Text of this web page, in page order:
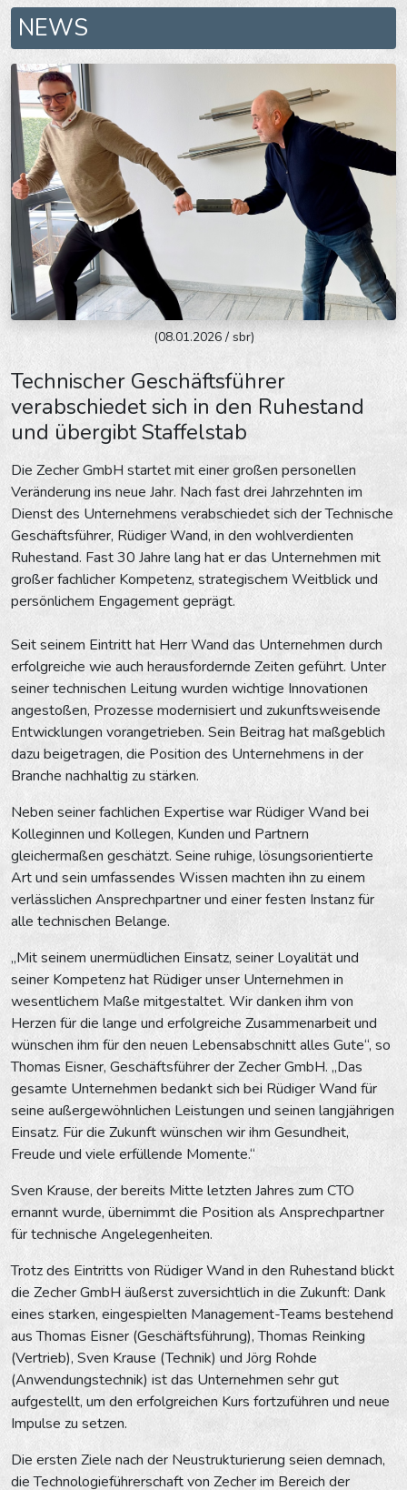
NEWS
(08.01.2026 / sbr)
Technischer Geschäftsführer
verabschiedet sich in den Ruhestand
und übergibt Staffelstab
Die Zecher GmbH startet mit einer großen personellen
Veränderung ins neue Jahr. Nach fast drei Jahrzehnten im
Dienst des Unternehmens verabschiedet sich der Technische
Geschäftsführer, Rüdiger Wand, in den wohlverdienten
Ruhestand. Fast 30 Jahre lang hat er das Unternehmen mit
großer fachlicher Kompetenz, strategischem Weitblick und
persönlichem Engagement geprägt.
Seit seinem Eintritt hat Herr Wand das Unternehmen durch
erfolgreiche wie auch herausfordernde Zeiten geführt. Unter
seiner technischen Leitung wurden wichtige Innovationen
angestoßen, Prozesse modernisiert und zukunftsweisende
Entwicklungen vorangetrieben. Sein Beitrag hat maßgeblich
dazu beigetragen, die Position des Unternehmens in der
Branche nachhaltig zu stärken.
Neben seiner fachlichen Expertise war Rüdiger Wand bei
Kolleginnen und Kollegen, Kunden und Partnern
gleichermaßen geschätzt. Seine ruhige, lösungsorientierte
Art und sein umfassendes Wissen machten ihn zu einem
verlässlichen Ansprechpartner und einer festen Instanz für
alle technischen Belange.
„Mit seinem unermüdlichen Einsatz, seiner Loyalität und
seiner Kompetenz hat Rüdiger unser Unternehmen in
wesentlichem Maße mitgestaltet. Wir danken ihm von
Herzen für die lange und erfolgreiche Zusammenarbeit und
wünschen ihm für den neuen Lebensabschnitt alles Gute“, so
Thomas Eisner, Geschäftsführer der Zecher GmbH. „Das
gesamte Unternehmen bedankt sich bei Rüdiger Wand für
seine außergewöhnlichen Leistungen und seinen langjährigen
Einsatz. Für die Zukunft wünschen wir ihm Gesundheit,
Freude und viele erfüllende Momente.“
Sven Krause, der bereits Mitte letzten Jahres zum CTO
ernannt wurde, übernimmt die Position als Ansprechpartner
für technische Angelegenheiten.
Trotz des Eintritts von Rüdiger Wand in den Ruhestand blickt
die Zecher GmbH äußerst zuversichtlich in die Zukunft: Dank
eines starken, eingespielten Management-Teams bestehend
aus Thomas Eisner (Geschäftsführung), Thomas Reinking
(Vertrieb), Sven Krause (Technik) und Jörg Rohde
(Anwendungstechnik) ist das Unternehmen sehr gut
aufgestellt, um den erfolgreichen Kurs fortzuführen und neue
Impulse zu setzen.
Die ersten Ziele nach der Neustrukturierung seien demnach,
die Technologieführerschaft von Zecher im Bereich der